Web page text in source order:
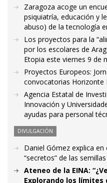
Zaragoza acoge un
psiquiatría, educación y
abuso) de la tecnología
Los proyectos para la
por los escolares de
Etopia este viernes 9 de
Proyectos Europeos:
convocatorias Horizonte
Agencia Estatal de
Innovación y
ayudas para personal
DIVULGACIÓN
Daniel Gómez explica
“secretos” de las semillas
Ateneo de la EINA:
Explorando los límites